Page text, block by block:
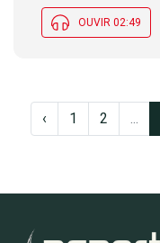
OUVIR 02:49
‹ 1 2 ...